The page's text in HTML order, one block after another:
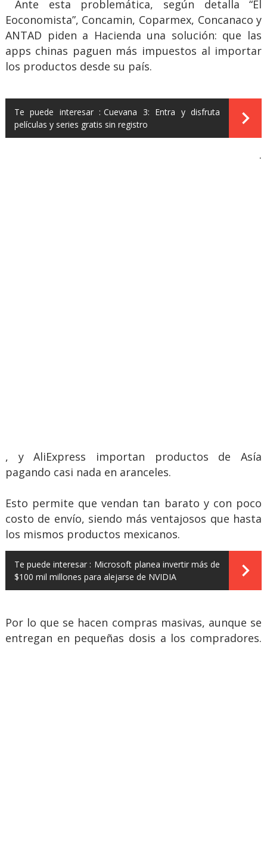
Ante esta problemática, según detalla “El
Eoconomista”, Concamin, Coparmex, Concanaco y
ANTAD piden a Hacienda una solución: que las
apps chinas paguen más impuestos al importar
los productos desde su país.
Te puede interesar : Cuevana 3: Entra y disfruta
películas y series gratis sin registro
.
, y AliExpress importan productos de Asía
pagando casi nada en aranceles.
Esto permite que vendan tan barato y con poco
costo de envío, siendo más ventajosos que hasta
los mismos productos mexicanos.
Te puede interesar : Microsoft planea invertir más de
$100 mil millones para alejarse de NVIDIA
Por lo que se hacen compras masivas, aunque se
entregan en pequeñas dosis a los compradores.